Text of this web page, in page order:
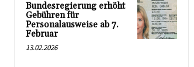
Bundesregierung erhöht
Gebühren für
Personalausweise ab 7.
Februar
13.02.2026